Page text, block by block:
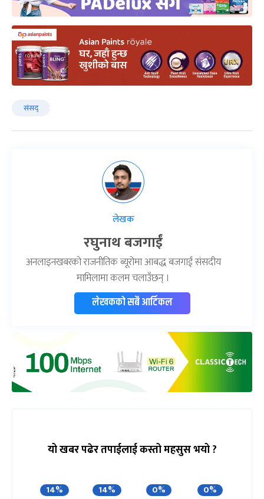
संसद्
लेखक
रघुनाथ बजगाईं
अनलाइनखबरको राजनीतिक ब्यूरोमा आबद्ध बजगाईं संसदीय
मामिलामा कलम चलाउँछन् ।
लेखकको सबै आर्टिकल
यो खबर पढेर तपाईलाई कस्तो महसुस भयो ?
14% 14% 0% 0%